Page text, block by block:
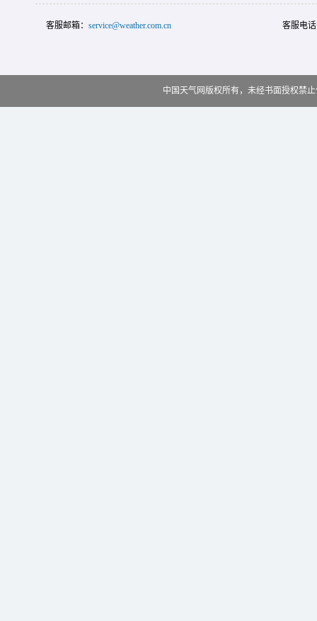
客服邮箱： service@weather.com.cn 客服电
中国天气网版权所有，未经书面授权